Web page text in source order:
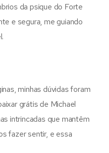
da psique do Forte
e segura, me guiando
minhas dúvidas foram
grátis de Michael
intrincadas que mantêm
fazer sentir, e essa